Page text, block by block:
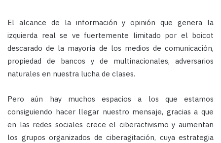
El alcance de la información y opinión que genera la
izquierda real se ve fuertemente limitado por el boicot
descarado de la mayoría de los medios de comunicación,
propiedad de bancos y de multinacionales, adversarios
naturales en nuestra lucha de clases.
Pero aún hay muchos espacios a los que estamos
consiguiendo hacer llegar nuestro mensaje, gracias a que
en las redes sociales crece el ciberactivismo y aumentan
los grupos organizados de ciberagitación, cuya estrategia